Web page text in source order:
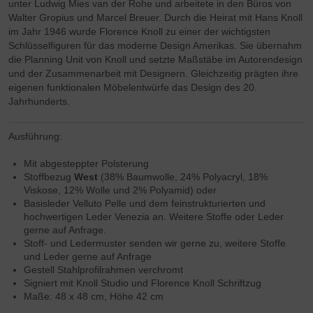
unter Ludwig Mies van der Rohe und arbeitete in den Büros von
Walter Gropius und Marcel Breuer. Durch die Heirat mit Hans Knoll
im Jahr 1946 wurde Florence Knoll zu einer der wichtigsten
Schlüsselfiguren für das moderne Design Amerikas. Sie übernahm
die Planning Unit von Knoll und setzte Maßstäbe im Autorendesign
und der Zusammenarbeit mit Designern. Gleichzeitig prägten ihre
eigenen funktionalen Möbelentwürfe das Design des 20.
Jahrhunderts.
Ausführung:
Mit abgesteppter Polsterung
StoffbezugWest (38% Baumwolle, 24% Polyacryl, 18%
Viskose, 12% Wolle und 2% Polyamid) oder
Basisleder Velluto Pelle und dem feinstrukturierten und
hochwertigen Leder Venezia an. Weitere Stoffe oder Leder
gerne auf Anfrage.
Stoff- und Ledermuster senden wir gerne zu, weitere Stoffe
und Leder gerne auf Anfrage
Gestell Stahlprofilrahmen verchromt
Signiert mit Knoll Studio und Florence Knoll Schriftzug
Maße: 48 x 48 cm, Höhe 42 cm